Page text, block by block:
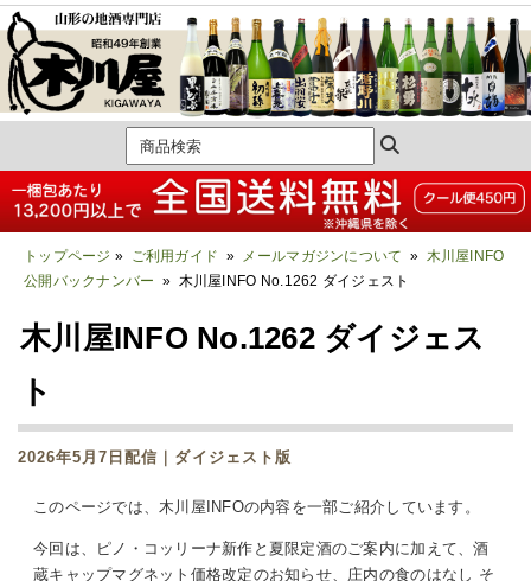
トップページ » ご利用ガイド » メールマガジンについて » 木川屋INFO
公開バックナンバー » 木川屋INFO No.1262 ダイジェスト
木川屋INFO No.1262 ダイジェス
ト
2026年5月7日配信｜ダイジェスト版
このページでは、木川屋INFOの内容を一部ご紹介しています。
今回は、ピノ・コッリーナ新作と夏限定酒のご案内に加えて、酒
蔵キャップマグネット価格改定のお知らせ、庄内の食のはなし そ